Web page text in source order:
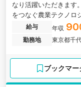
なり活躍いただきます
をつなぐ農業テクノロ
給与 年収
勤務地
東京都千
ブックマー